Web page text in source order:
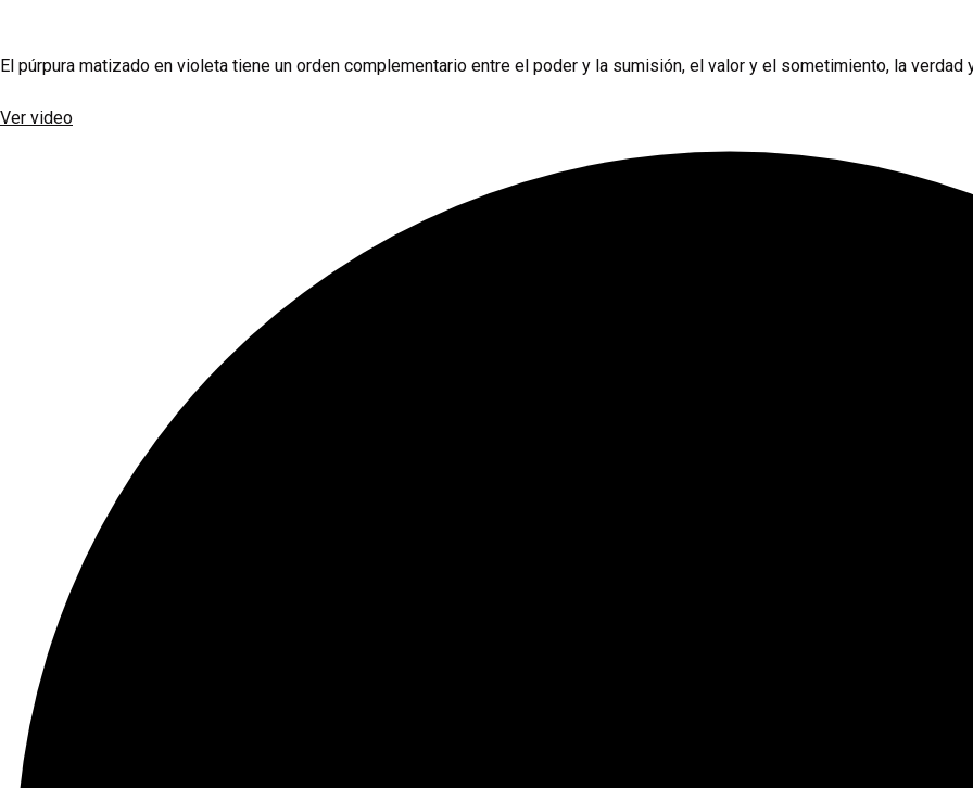
El púrpura matizado en violeta tiene un orden complementario entre el poder y la sumisión, el valor y el sometimiento, la verdad
Ver video